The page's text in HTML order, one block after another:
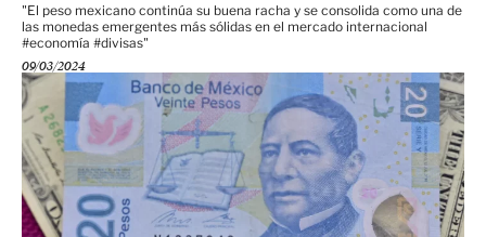
"El peso mexicano continúa su buena racha y se consolida como una de
las monedas emergentes más sólidas en el mercado internacional
#economía #divisas"
09/03/2024